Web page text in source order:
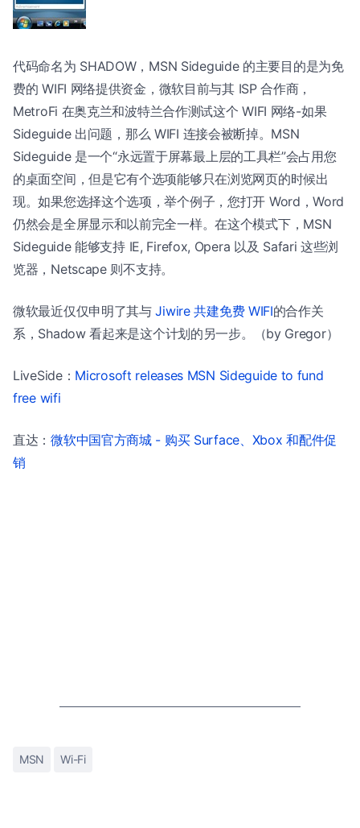
代码命名为 SHADOW，MSN Sideguide 的主要目的是为免
费的 WIFI 网络提供资金，微软目前与其 ISP 合作商，
MetroFi 在奥克兰和波特兰合作测试这个 WIFI 网络-如果
Sideguide 出问题，那么 WIFI 连接会被断掉。MSN
Sideguide 是一个“永远置于屏幕最上层的工具栏”会占用您
的桌面空间，但是它有个选项能够只在浏览网页的时候出
现。如果您选择这个选项，举个例子，您打开 Word，Word
仍然会是全屏显示和以前完全一样。在这个模式下，MSN
Sideguide 能够支持 IE, Firefox, Opera 以及 Safari 这些浏
览器，Netscape 则不支持。
微软最近仅仅申明了其与Jiwire 共建免费 WIFI的合作关
系，Shadow 看起来是这个计划的另一步。（by Gregor）
LiveSide： Microsoft releases MSN Sideguide to fund
free wifi
直达：微软中国官方商城 - 购买 Surface、Xbox 和配件促
销
MSN Wi-Fi